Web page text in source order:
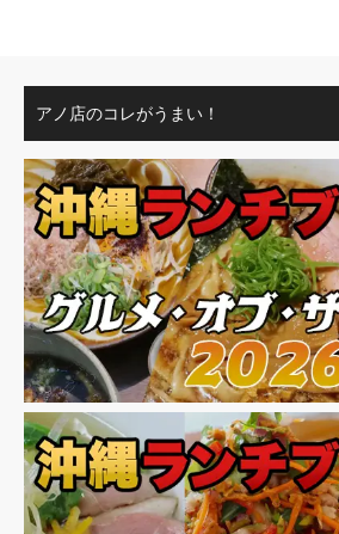
アノ店のコレがうまい！